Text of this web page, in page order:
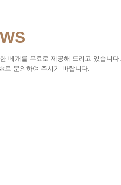
베개를 무료로 제공해 드리고 있습니다.
로 문의하여 주시기 바랍니다.